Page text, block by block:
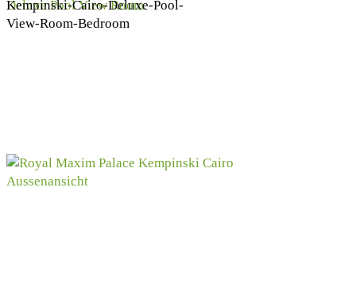
Kempinski-Cairo-Deluxe-Pool-
View-Room-Bedroom